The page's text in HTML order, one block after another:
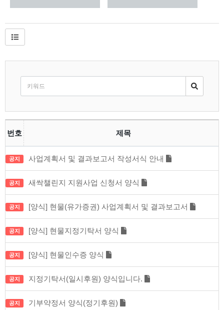
번호 제목
공지 사업계획서 및 결과보고서 작성서식 안내
공지 새싹챌린지 지원사업 신청서 양식
공지 [양식] 현물(유가증권) 사업계획서 및 결과보고서
공지 [양식] 현물지정기탁서 양식
공지 [양식] 현물인수증 양식
공지 지정기탁서(일시후원) 양식입니다.
공지 기부약정서 양식(정기후원)